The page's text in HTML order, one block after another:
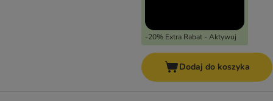
-20% Extra Rabat - Aktywuj
Dodaj do koszyka